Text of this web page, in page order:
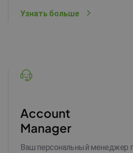
Узнать больше
Account
Manager
Ваш персональный менеджер